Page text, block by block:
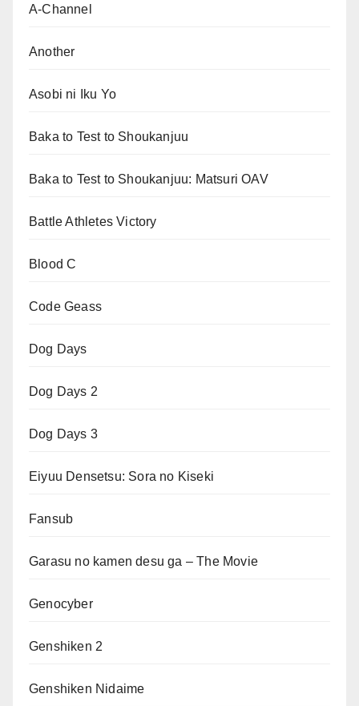
A-Channel
Another
Asobi ni Iku Yo
Baka to Test to Shoukanjuu
Baka to Test to Shoukanjuu: Matsuri OAV
Battle Athletes Victory
Blood C
Code Geass
Dog Days
Dog Days 2
Dog Days 3
Eiyuu Densetsu: Sora no Kiseki
Fansub
Garasu no kamen desu ga – The Movie
Genocyber
Genshiken 2
Genshiken Nidaime